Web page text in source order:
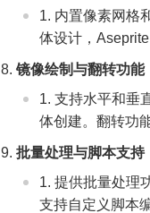
内置像素网格
体设计，
镜像绘制与翻转功能
支持水平和垂
体创建。翻转功
批量处理与脚本支持
提供批量处理
支持自定义脚本